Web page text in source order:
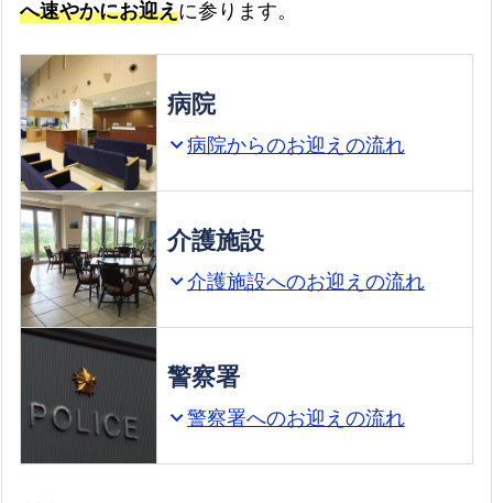
へ速やかにお迎えに参ります。
病院
expand_more病院からのお迎えの流れ
介護施設
expand_more介護施設へのお迎えの流れ
警察署
expand_more警察署へのお迎えの流れ